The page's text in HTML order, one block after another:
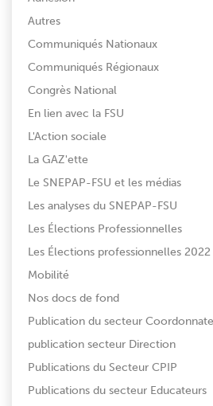
Autres
Communiqués Nationaux
Communiqués Régionaux
Congrès National
En lien avec la FSU
L'Action sociale
La GAZ'ette
Le SNEPAP-FSU et les médias
Les analyses du SNEPAP-FSU
Les Élections Professionnelles
Les Élections professionnelles 2022
Mobilité
Nos docs de fond
Publication du secteur
publication secteur Direction
Publications du Secteur CPIP
Publications du secteur Educateurs